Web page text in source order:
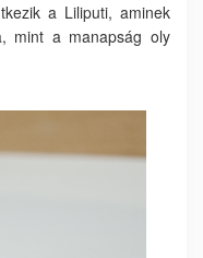
a Liliputi, aminek
mint a manapság oly